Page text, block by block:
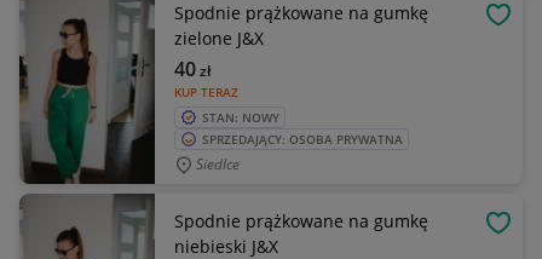
Spodnie prążkowane na gumkę
zielone J&X
KUP TERAZ
40zł
STAN: NOWY
SPRZEDAJĄCY: OSOBA PRYWATNA
Siedlce
Spodnie prążkowane na gumkę
niebieski J&X